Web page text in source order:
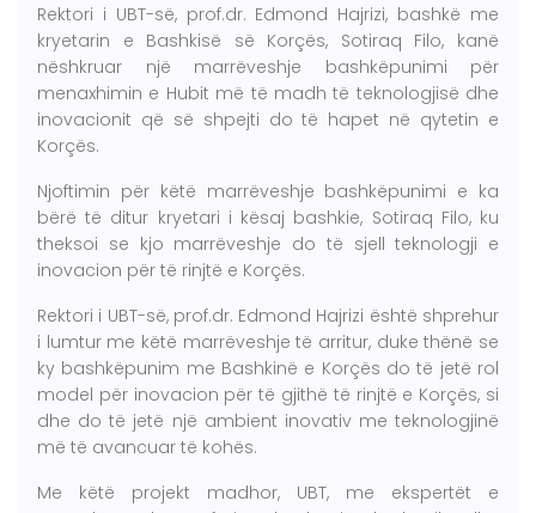
Rektori i UBT-së, prof.dr. Edmond Hajrizi, bashkë me
kryetarin e Bashkisë së Korçës, Sotiraq Filo, kanë
nëshkruar një marrëveshje bashkëpunimi për
menaxhimin e Hubit më të madh të teknologjisë dhe
inovacionit që së shpejti do të hapet në qytetin e
Korçës.
Njoftimin për këtë marrëveshje bashkëpunimi e ka
bërë të ditur kryetari i kësaj bashkie, Sotiraq Filo, ku
theksoi se kjo marrëveshje do të sjell teknologji e
inovacion për të rinjtë e Korçës.
Rektori i UBT-së, prof.dr. Edmond Hajrizi është shprehur
i lumtur me këtë marrëveshje të arritur, duke thënë se
ky bashkëpunim me Bashkinë e Korçës do të jetë rol
model për inovacion për të gjithë të rinjtë e Korçës, si
dhe do të jetë një ambient inovativ me teknologjinë
më të avancuar të kohës.
Me këtë projekt madhor, UBT, me ekspertët e